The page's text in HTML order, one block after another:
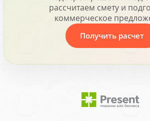
рассчитаем смету и
коммерческое
Получить расчет